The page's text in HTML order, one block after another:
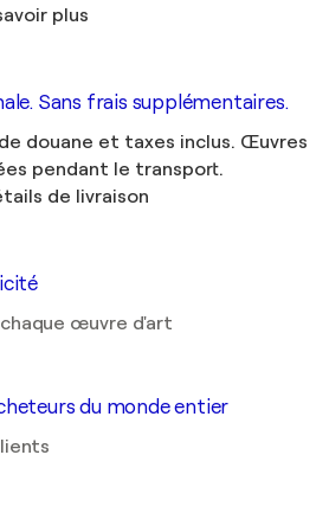
plus
Sans frais supplémentaires.
douane et taxes inclus. Œuvres
pendant le transport.
de livraison
œuvre d'art
du monde entier